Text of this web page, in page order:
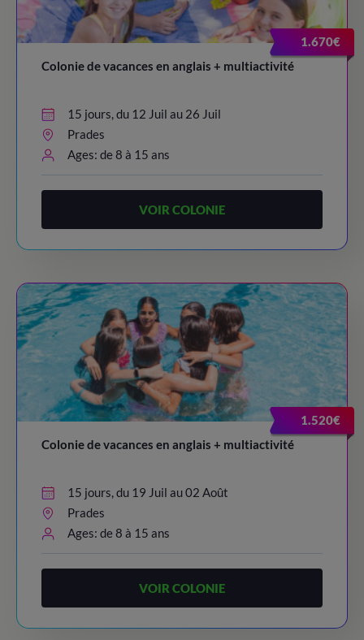
23:00 / Lights out
21:45 - 22:45 / Night Party!
23:00 / Lights out
1.670€
Colonie de vacances en anglais + multiactivité
15 jours, du 12 Juil au 26 Juil
Prades
Ages: de 8 à 15 ans
VOIR COLONIE
1.520€
Colonie de vacances en anglais + multiactivité
15 jours, du 19 Juil au 02 Août
Prades
Ages: de 8 à 15 ans
VOIR COLONIE